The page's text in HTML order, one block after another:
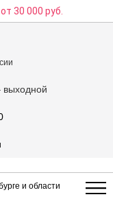
от 30 000 руб.
и области